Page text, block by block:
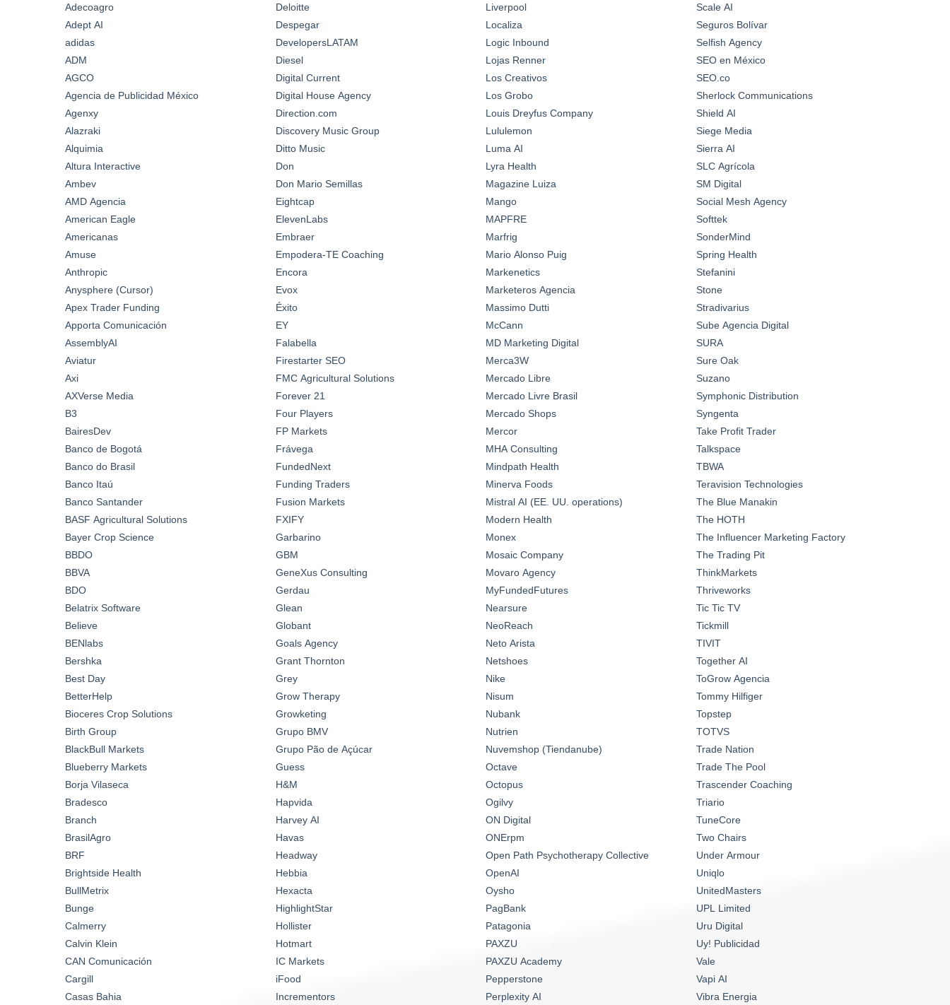
Adecoagro
Adept AI
adidas
ADM
AGCO
Agencia de Publicidad México
Agenxy
Alazraki
Alquimia
Altura Interactive
Ambev
AMD Agencia
American Eagle
Americanas
Amuse
Anthropic
Anysphere (Cursor)
Apex Trader Funding
Apporta Comunicación
AssemblyAI
Aviatur
Axi
AXVerse Media
B3
BairesDev
Banco de Bogotá
Banco do Brasil
Banco Itaú
Banco Santander
BASF Agricultural Solutions
Bayer Crop Science
BBDO
BBVA
BDO
Belatrix Software
Believe
BENlabs
Bershka
Best Day
BetterHelp
Bioceres Crop Solutions
Birth Group
BlackBull Markets
Blueberry Markets
Borja Vilaseca
Bradesco
Branch
BrasilAgro
BRF
Brightside Health
BullMetrix
Bunge
Calmerry
Calvin Klein
CAN Comunicación
Cargill
Casas Bahia
Deloitte
Despegar
DevelopersLATAM
Diesel
Digital Current
Digital House Agency
Direction.com
Discovery Music Group
Ditto Music
Don
Don Mario Semillas
Eightcap
ElevenLabs
Embraer
Empodera-TE Coaching
Encora
Evox
Éxito
EY
Falabella
Firestarter SEO
FMC Agricultural Solutions
Forever 21
Four Players
FP Markets
Frávega
FundedNext
Funding Traders
Fusion Markets
FXIFY
Garbarino
GBM
GeneXus Consulting
Gerdau
Glean
Globant
Goals Agency
Grant Thornton
Grey
Grow Therapy
Growketing
Grupo BMV
Grupo Pão de Açúcar
Guess
H&M
Hapvida
Harvey AI
Havas
Headway
Hebbia
Hexacta
HighlightStar
Hollister
Hotmart
IC Markets
iFood
Incrementors
Liverpool
Localiza
Logic Inbound
Lojas Renner
Los Creativos
Los Grobo
Louis Dreyfus Company
Lululemon
Luma AI
Lyra Health
Magazine Luiza
Mango
MAPFRE
Marfrig
Mario Alonso Puig
Markenetics
Marketeros Agencia
Massimo Dutti
McCann
MD Marketing Digital
Merca3W
Mercado Libre
Mercado Livre Brasil
Mercado Shops
Mercor
MHA Consulting
Mindpath Health
Minerva Foods
Mistral AI (EE. UU. operations)
Modern Health
Monex
Mosaic Company
Movaro Agency
MyFundedFutures
Nearsure
NeoReach
Neto Arista
Netshoes
Nike
Nisum
Nubank
Nutrien
Nuvemshop (Tiendanube)
Octave
Octopus
Ogilvy
ON Digital
ONErpm
Open Path Psychotherapy Collective
OpenAI
Oysho
PagBank
Patagonia
PAXZU
PAXZU Academy
Pepperstone
Perplexity AI
Scale AI
Seguros Bolívar
Selfish Agency
SEO en México
SEO.co
Sherlock Communications
Shield AI
Siege Media
Sierra AI
SLC Agrícola
SM Digital
Social Mesh Agency
Softtek
SonderMind
Spring Health
Stefanini
Stone
Stradivarius
Sube Agencia Digital
SURA
Sure Oak
Suzano
Symphonic Distribution
Syngenta
Take Profit Trader
Talkspace
TBWA
Teravision Technologies
The Blue Manakin
The HOTH
The Influencer Marketing Factory
The Trading Pit
ThinkMarkets
Thriveworks
Tic Tic TV
Tickmill
TIVIT
Together AI
ToGrow Agencia
Tommy Hilfiger
Topstep
TOTVS
Trade Nation
Trade The Pool
Trascender Coaching
Triario
TuneCore
Two Chairs
Under Armour
Uniqlo
UnitedMasters
UPL Limited
Uru Digital
Uy! Publicidad
Vale
Vapi AI
Vibra Energia